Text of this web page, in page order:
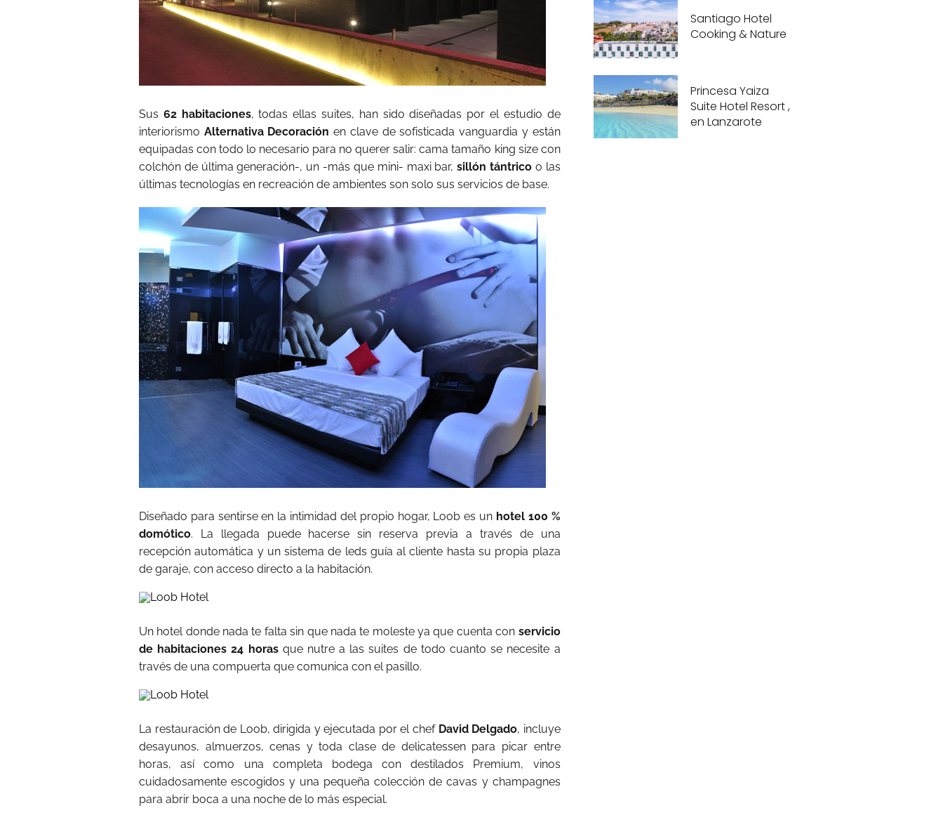
Sus 62 habitaciones, todas ellas suites, han sido diseñadas por el estudio de
interiorismo Alternativa Decoración en clave de sofisticada vanguardia y están
equipadas con todo lo necesario para no querer salir: cama tamaño king size con
colchón de última generación-, un -más que mini- maxi bar,sillón tántricoo las
últimas tecnologías en recreación de ambientes son solo sus servicios de base.
Diseñado para sentirse en la intimidad del propio hogar, Loob es un hotel 100 %
domótico. La llegada puede hacerse sin reserva previa a través de una
recepción automática y un sistema de leds guía al cliente hasta su propia plaza
de garaje, con acceso directo a la habitación.
Un hotel donde nada te falta sin que nada te moleste ya que cuenta con servicio
de habitaciones 24 horasque nutre a las suites de todo cuanto se necesite a
través de una compuerta que comunica con el pasillo.
La restauración de Loob, dirigida y ejecutada por el chef David Delgado, incluye
desayunos, almuerzos, cenas y toda clase de delicatessen para picar entre
horas, así como una completa bodega con destilados Premium, vinos
cuidadosamente escogidos y una pequeña colección de cavas y champagnes
para abrir boca a una noche de lo más especial.
Santiago Hotel
Cooking & Nature
Princesa Yaiza
Suite Hotel Resort ,
en Lanzarote